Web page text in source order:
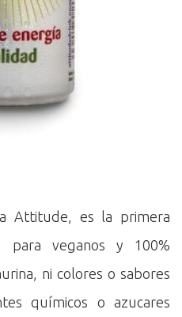
Attitude, es la primera
para veganos y 100%
ni colores o sabores
químicos o azucares